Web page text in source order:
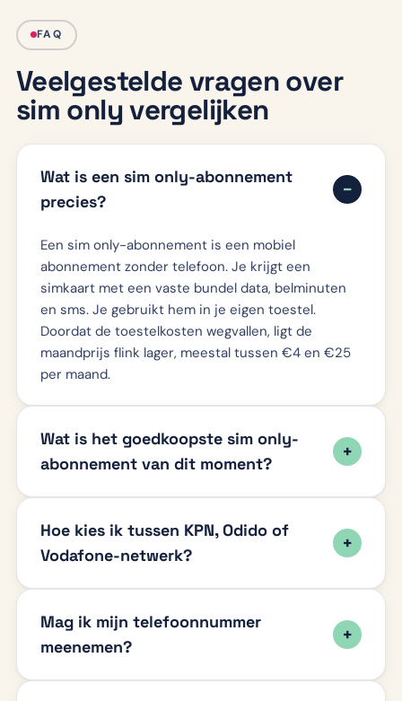
FAQ
Veelgestelde vragen over
sim only vergelijken
Wat is een sim only-abonnement
precies?
Een sim only-abonnement is een mobiel
abonnement zonder telefoon. Je krijgt een
simkaart met een vaste bundel data, belminuten
en sms. Je gebruikt hem in je eigen toestel.
Doordat de toestelkosten wegvallen, ligt de
maandprijs flink lager, meestal tussen €4 en €25
per maand.
Wat is het goedkoopste sim only-
abonnement van dit moment?
Hoe kies ik tussen KPN, Odido of
Vodafone-netwerk?
Mag ik mijn telefoonnummer
meenemen?